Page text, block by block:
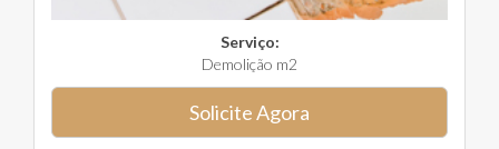
Serviço:
Demolição m2
Solicite Agora